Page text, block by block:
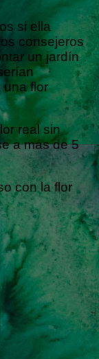
si ella
consejeros
un jardín
una flor
real sin
a más de 5
con la flor